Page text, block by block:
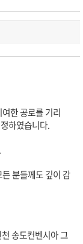
여한공로를기리
하였습니다.
.
든분들께도깊이 감
송도컨벤시아 그